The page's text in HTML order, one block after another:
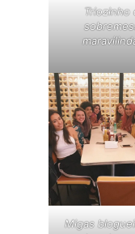
Triozinho
Migas